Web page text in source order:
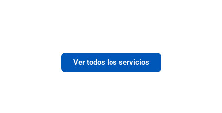
Ver todos los servicios